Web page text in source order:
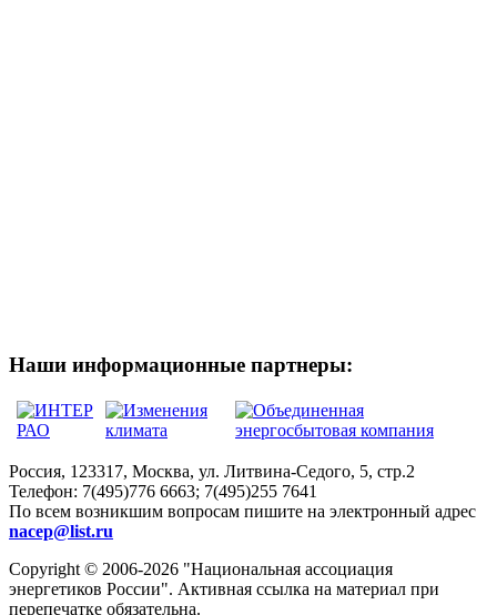
Наши информационные партнеры:
Россия, 123317, Москва, ул. Литвина-Седого, 5, стр.2
Телефон: 7(495)776 6663; 7(495)255 7641
По всем возникшим вопросам пишите на электронный адрес
nacep@list.ru
Copyright © 2006-2026 "Национальная ассоциация
энергетиков России". Активная ссылка на материал при
перепечатке обязательна.